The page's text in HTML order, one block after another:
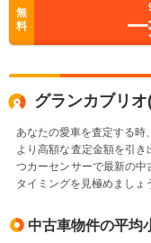
無
料
グランカブリ
あなたの愛車を査定する時
より高額な査定金額を引
つカーセンサーで最新の
タイミングを見極めましょ
中古車物件の平均